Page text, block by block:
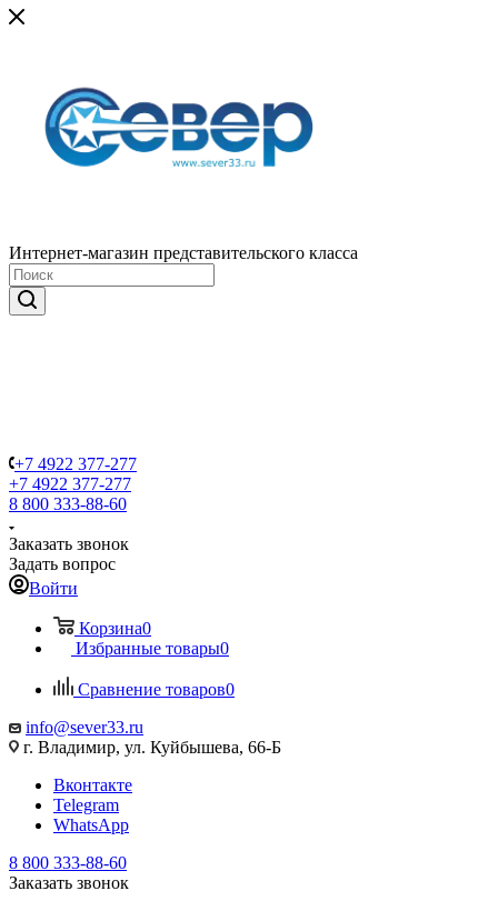
Интернет-магазин представительского класса
+7 4922 377-277
+7 4922 377-277
8 800 333-88-60
Заказать звонок
Задать вопрос
Войти
Корзина0
Избранные товары0
Сравнение товаров0
info@sever33.ru
г. Владимир, ул. Куйбышева, 66-Б
Вконтакте
Telegram
WhatsApp
8 800 333-88-60
Заказать звонок